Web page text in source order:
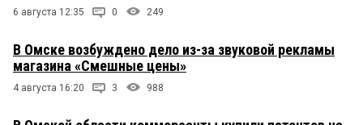
6 августа 12:35 0 249
В Омске возбуждено дело из-за звуковой рекламы
магазина «Смешные цены»
4 августа 16:20 3 988